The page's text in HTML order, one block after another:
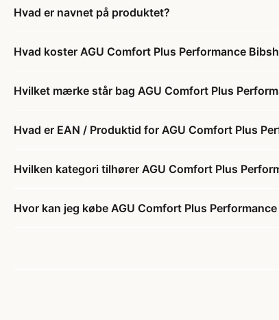
Hvad er navnet på produktet?
Hvad koster AGU Comfort Plus Performance
Hvilket mærke står bag AGU Comfort Plus
Hvad er EAN / Produktid for AGU Comfort Plus
Hvilken kategori tilhører AGU Comfort Plus
Hvor kan jeg købe AGU Comfort Plus